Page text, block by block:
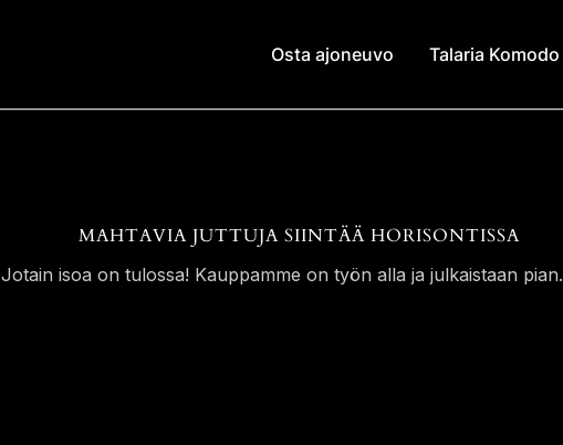
Osta ajoneuvo Talaria Komodo
MAHTAVIA JUTTUJA SIINTÄÄ HORISONTISSA
Jotain isoa on tulossa! Kauppamme on työn alla ja julkaistaan pian.